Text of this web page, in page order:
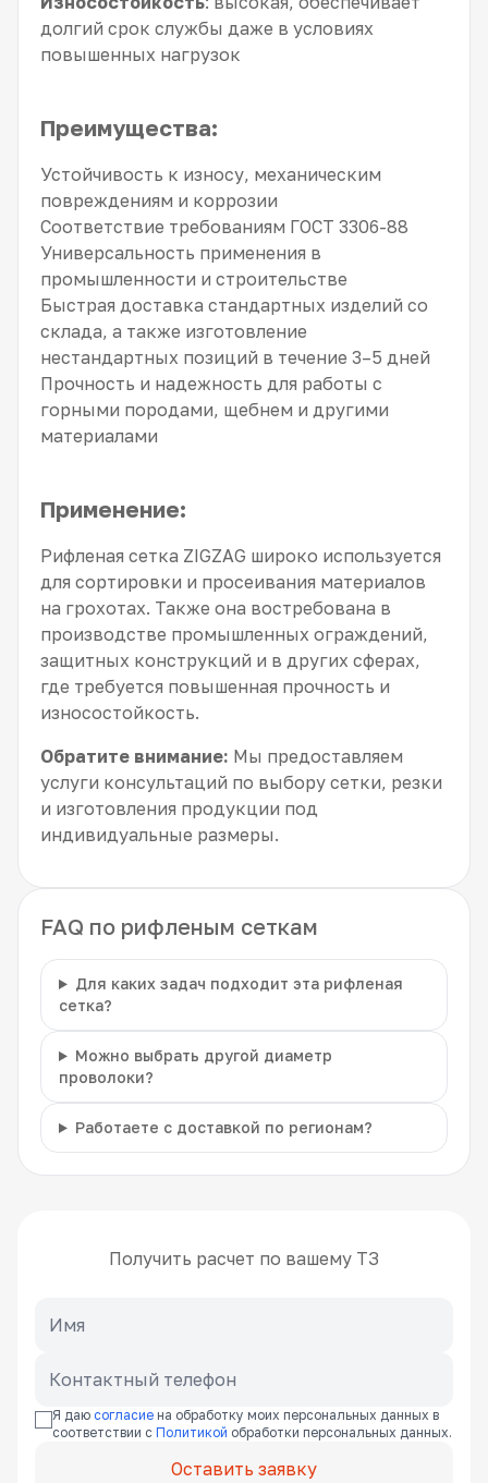
долгий срок службы даже в условиях
повышенных нагрузок
Преимущества:
Устойчивость к износу, механическим
повреждениям и коррозии
Соответствие требованиям ГОСТ 3306-88
Универсальность применения в
промышленности и строительстве
Быстрая доставка стандартных изделий со
склада, а также изготовление
нестандартных позиций в течение 3–5 дней
Прочность и надежность для работы с
горными породами, щебнем и другими
материалами
Применение:
Рифленая сетка ZIGZAG широко используется
для сортировки и просеивания материалов
на грохотах. Также она востребована в
производстве промышленных ограждений,
защитных конструкций и в других сферах,
где требуется повышенная прочность и
износостойкость.
Обратите внимание: Мы предоставляем
услуги консультаций по выбору сетки, резки
и изготовления продукции под
индивидуальные размеры.
FAQ по рифленым сеткам
Для каких задач подходит эта рифленая
сетка?
Можно выбрать другой диаметр
проволоки?
Работаете с доставкой по регионам?
Получить расчет по вашему ТЗ
Я даю согласие на обработку моих персональных данных в
соответствии с Политикой обработки персональных данных.
Оставить заявку